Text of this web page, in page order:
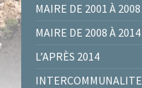
MAIRE DE 2001 À 2008
MAIRE DE 2008 À 2014
L’APRÈS 2014
INTERCOMMUNALITE